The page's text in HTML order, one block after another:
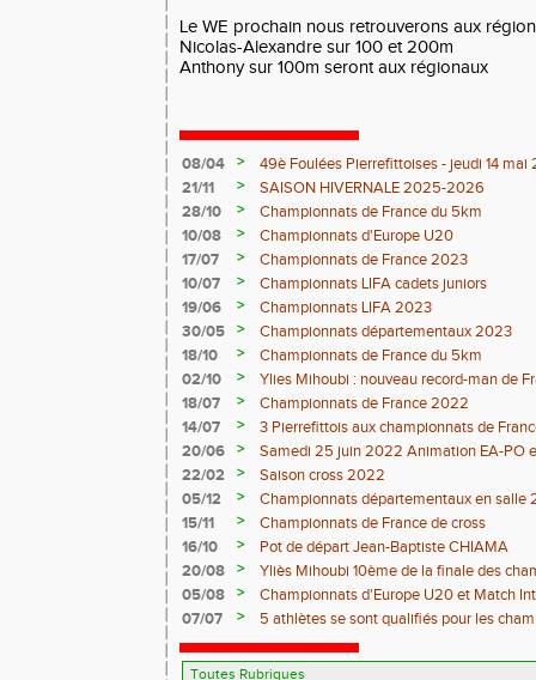
Le WE prochain nous retrouverons aux
Nicolas-Alexandre sur 100 et 200m
Anthony sur 100m seront aux régionaux
08/04 >
49è Foulées Pierrefittoises - jeudi 14
21/11
>
SAISON HIVERNALE 2025-2026
28/10
>
Championnats de France du 5km
10/08
>
Championnats d'Europe U20
17/07
>
Championnats de France 2023
10/07
>
Championnats LIFA cadets juniors
19/06
>
Championnats LIFA 2023
30/05
>
Championnats départementaux 2023
18/10
>
Championnats de France du 5km
02/10
>
Ylies Mihoubi : nouveau record-man de
18/07
>
Championnats de France 2022
14/07
>
3 Pierrefittois aux championnats de
20/06
>
Samedi 25 juin 2022 Animation EA-PO
22/02
>
Saison cross 2022
05/12
>
Championnats départementaux en salle
15/11
>
Championnats de France de cross
16/10
>
Pot de départ Jean-Baptiste CHIAMA
20/08
>
Yliès Mihoubi 10ème de la finale des
05/08
>
Championnats d'Europe U20 et Match
07/07
>
5 athlètes se sont qualifiés pour les